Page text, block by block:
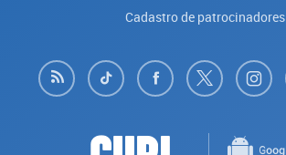
Cadastro de patrocinadores